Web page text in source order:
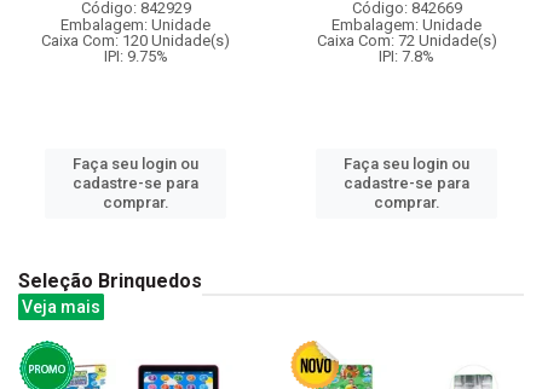
Código: 842929
Embalagem: Unidade
Caixa Com: 120 Unidade(s)
IPI: 9.75%
Faça seu login ou
cadastre-se para
comprar.
Código: 842669
Embalagem: Unidade
Caixa Com: 72 Unidade(s)
IPI: 7.8%
Faça seu login ou
cadastre-se para
comprar.
Seleção Brinquedos
Veja mais